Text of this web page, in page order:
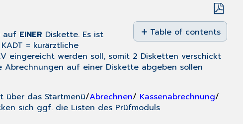
Save
as
PDF
Table of contents
No
headers
auf EINER Diskette. Es ist
= kurärztliche
eingereicht werden soll, somit 2 Disketten verschickt
Abrechnungen auf einer Diskette abgeben sollen
über das Startmenü/Abrechnen/ Kassenabrechnung/
sich ggf. die Listen des Prüfmoduls